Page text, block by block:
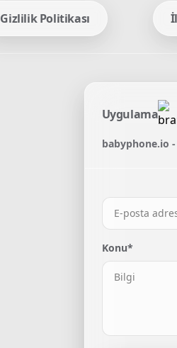
Gizlilik Politikası
Uygulama
babyphone.io
Konu*